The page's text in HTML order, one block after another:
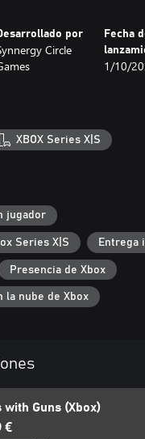
por
Circle
Fecha
1/10/
XBOX Series X|S
jugador
Series X|S Entrega
Presencia de Xbox
la nube de Xbox
with Guns (Xbox)
€